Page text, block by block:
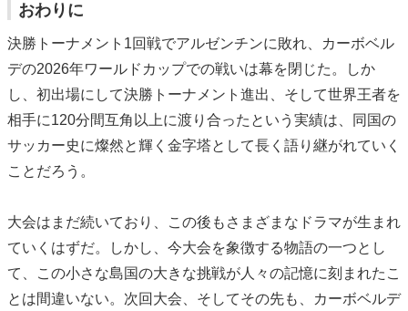
おわりに
決勝トーナメント1回戦でアルゼンチンに敗れ、カーボベル
デの2026年ワールドカップでの戦いは幕を閉じた。しか
し、初出場にして決勝トーナメント進出、そして世界王者を
相手に120分間互角以上に渡り合ったという実績は、同国の
サッカー史に燦然と輝く金字塔として長く語り継がれていく
ことだろう。
大会はまだ続いており、この後もさまざまなドラマが生まれ
ていくはずだ。しかし、今大会を象徴する物語の一つとし
て、この小さな島国の大きな挑戦が人々の記憶に刻まれたこ
とは間違いない。次回大会、そしてその先も、カーボベルデ